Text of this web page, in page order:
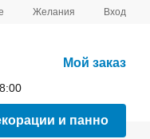
Желания Вход
Мой заказ
и панно